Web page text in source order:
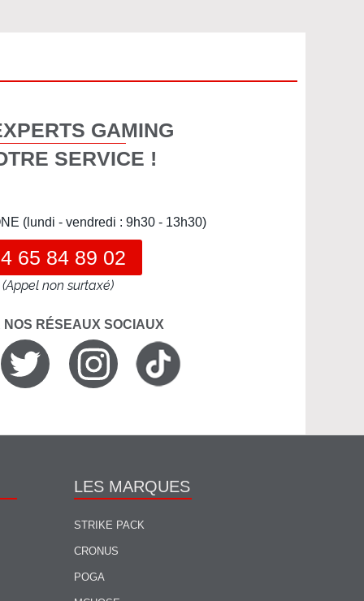
GAMING
SERVICE !
(lundi - vendredi : 9h30 - 13h30)
65 84 89 02
(Appel non surtaxé)
NOS RÉSEAUX SOCIAUX
LES MARQUES
STRIKE PACK
CRONUS
POGA